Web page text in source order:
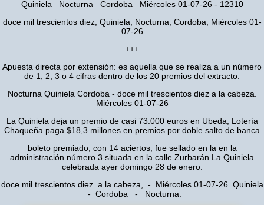
Quiniela Nocturna Cordoba Miércoles 01-07-26 - 12310
doce mil trescientos diez, Quiniela, Nocturna, Cordoba, Miércoles 01-
07-26
+++
Apuesta directa por extensión: es aquella que se realiza a un número
de 1, 2, 3 o 4 cifras dentro de los 20 premios del extracto.
Nocturna Quiniela Cordoba - doce mil trescientos diez a la cabeza.
Miércoles 01-07-26
La Quiniela deja un premio de casi 73.000 euros en Ubeda, Lotería
Chaqueña paga $18,3 millones en premios por doble salto de banca
boleto premiado, con 14 aciertos, fue sellado en la en la
administración número 3 situada en la calle Zurbarán La Quiniela
celebrada ayer domingo 28 de enero.
doce mil trescientos diez a la cabeza, - Miércoles 01-07-26. Quiniela
- Cordoba - Nocturna.